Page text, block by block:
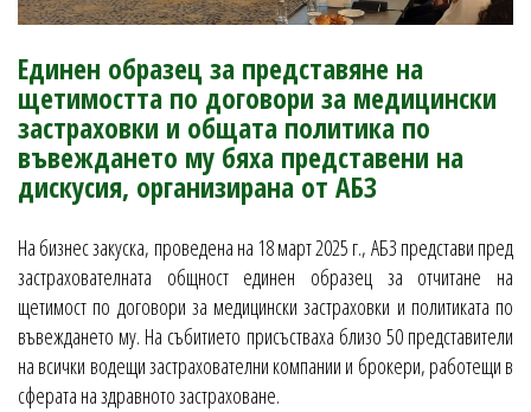
Единен образец за представяне на
щетимостта по договори за медицински
застраховки и общата политика по
въвеждането му бяха представени на
дискусия, организирана от АБЗ
На бизнес закуска, проведена на 18 март 2025 г., АБЗ представи пред
застрахователната общност единен образец за отчитане на
щетимост по договори за медицински застраховки и политиката по
въвеждането му. На събитието присъстваха близо 50 представители
на всички водещи застрахователни компании и брокери, работещи в
сферата на здравното застраховане.